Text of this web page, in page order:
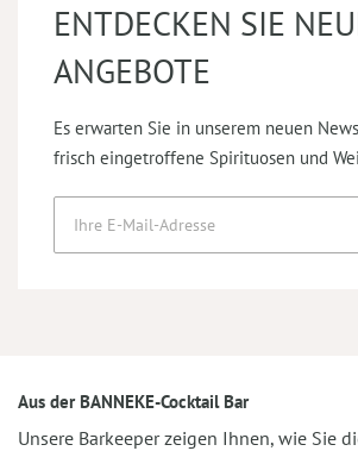
ENTDECKEN SIE
ANGEBOTE
Es erwarten Sie in unserem neuen
frisch eingetroffene Spirituosen und
Aus der BANNEKE-Cocktail Bar
Unsere Barkeeper zeigen Ihnen, wie Sie